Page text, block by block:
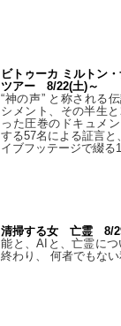
ビトゥーカ ミルトン
ツアー 8/22(土)～
“神の声” と称される
シメント、その半生
った圧巻のドキュメ
する57名による証言
イブフッテージで綴る
清掃する女 亡霊 8/
能と、AIと、亡霊に
終わり、 何者でもな